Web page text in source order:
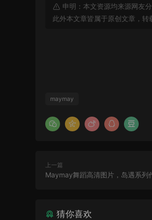
申明：本文资源均来源网友
此外本文章皆属于原创文章，转
maymay
上一篇
Maymay舞蹈高清图片，岛遇系列
猜你喜欢